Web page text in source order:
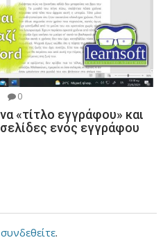
0
«τίτλο εγγράφου» και
ενός εγγράφου
συνδεθείτε.